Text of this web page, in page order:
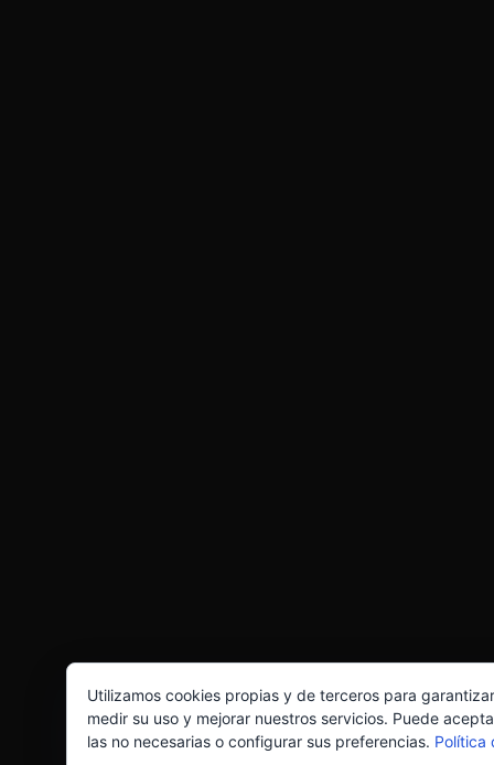
Utilizamos cookies propias y de terceros para
medir su uso y mejorar nuestros servicios. Puede
las no necesarias o configurar sus preferencias. Política